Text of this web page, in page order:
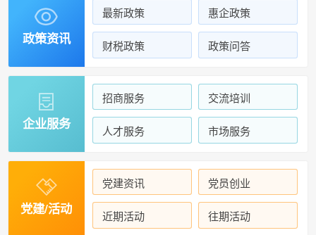

政策资讯
最新政策 惠企政策
财税政策 政策问答

企业服务
招商服务 交流培训
人才服务 市场服务

党建/活动
党建资讯 党员创业
近期活动 往期活动